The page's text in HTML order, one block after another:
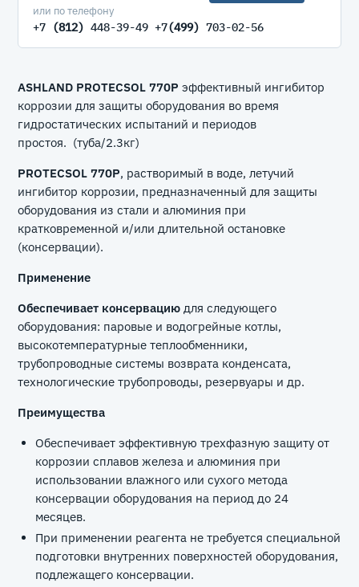
или по телефону
+7 (812) 448-39-49 +7(499) 703-02-56
ASHLAND PROTECSOL 770P эффективный ингибитор
коррозии для защиты оборудования во время
гидростатических испытаний и периодов
простоя. (туба/2.3кг)
PROTECSOL 770P, растворимый в воде, летучий
ингибитор коррозии, предназначенный для защиты
оборудования из стали и алюминия при
кратковременной и/или длительной остановке
(консервации).
Применение
Обеспечивает консервацию для следующего
оборудования: паровые и водогрейные котлы,
высокотемпературные теплообменники,
трубопроводные системы возврата конденсата,
технологические трубопроводы, резервуары и др.
Преимущества
Обеспечивает эффективную трехфазную защиту от
коррозии сплавов железа и алюминия при
использовании влажного или сухого метода
консервации оборудования на период до 24
месяцев.
При применении реагента не требуется специальной
подготовки внутренних поверхностей оборудования,
подлежащего консервации.